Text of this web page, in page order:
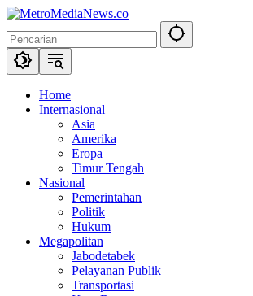
Langsung
konten
Home
Internasional
Asia
Amerika
Eropa
Timur Tengah
Nasional
Pemerintahan
Politik
Hukum
Megapolitan
Jabodetabek
Pelayanan Publik
Transportasi